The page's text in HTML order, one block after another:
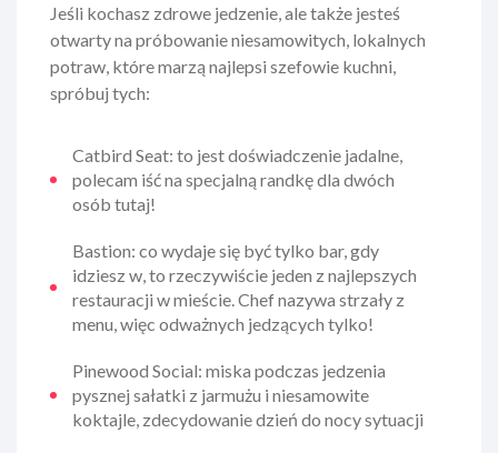
Jeśli kochasz zdrowe jedzenie, ale także jesteś
otwarty na próbowanie niesamowitych, lokalnych
potraw, które marzą najlepsi szefowie kuchni,
spróbuj tych:
Catbird Seat: to jest doświadczenie jadalne,
polecam iść na specjalną randkę dla dwóch
osób tutaj!
Bastion: co wydaje się być tylko bar, gdy
idziesz w, to rzeczywiście jeden z najlepszych
restauracji w mieście. Chef nazywa strzały z
menu, więc odważnych jedzących tylko!
Pinewood Social: miska podczas jedzenia
pysznej sałatki z jarmużu i niesamowite
koktajle, zdecydowanie dzień do nocy sytuacji